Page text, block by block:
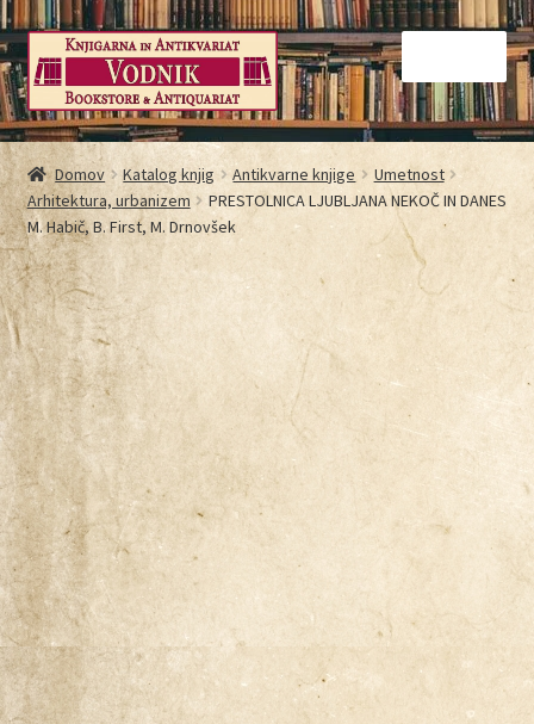
Domov
Galerija
Kontakt
Košarica
Moj račun
Način nakupovanja
Najbolj pogosta vprašanja
Naša zgodba
Odkup knjig
Pogoji poslovanja
Domov Katalog knjig Antikvarne knjige
Umetnost
Arhitektura, urbanizem
PRESTOLNICA LJUBLJANA NEKOČ IN DANES
M. Habič, B. First, M. Drnovšek